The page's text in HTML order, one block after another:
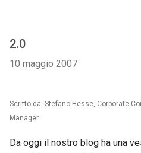
2.0
10 maggio 2007
Scritto da: Stefano Hesse, Corporate
Manager
Da oggi il nostro blog ha una